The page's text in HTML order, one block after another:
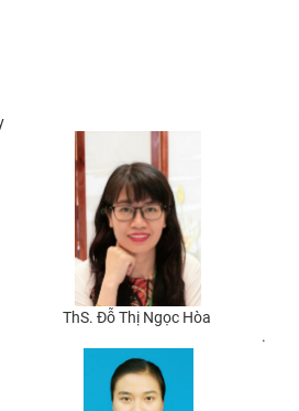
ThS. Đỗ Thị Ngọc Hòa
.